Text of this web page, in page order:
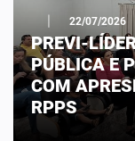
22/07/2026
PREVI-
PÚBLICA E
COM
RPPS